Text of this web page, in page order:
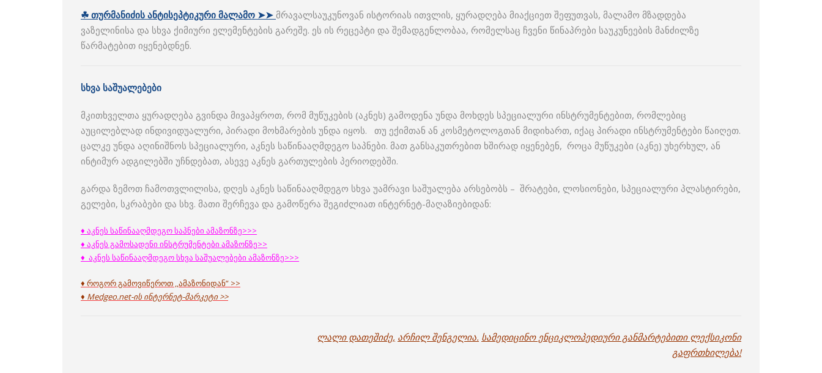
☘ თურმანიძის ანტისეპტიკური მალამო ➤➤ მრავალსაუკუნოვან ისტორიას ითვლის, ყურადღება მიაქციეთ შეფუთვას, მალამო მზადდება
ვაზელინისა და სხვა ქიმიური ელემენტების გარეშე. ეს ის რეცეპტი და შემადგენლობაა, რომელსაც ჩვენი წინაპრები საუკუნეების მანძილზე
წარმატებით იყენებდნენ.
სხვა საშუალებები
მკითხველთა ყურადღება გვინდა მივაპყროთ, რომ მუწუკების (აკნეს) გამოდენა უნდა მოხდეს სპეციალური ინსტრუმენტებით, რომლებიც
აუცილებლად ინდივიდუალური, პირადი მოხმარების უნდა იყოს. თუ ექიმთან ან კოსმეტოლოგთან მიდიხართ, იქაც პირადი ინსტრუმენტები წაიღეთ.
ცალკე უნდა აღინიშნოს სპეციალური, აკნეს საწინააღმდეგო საპნები. მათ განსაკუთრებით ხშირად იყენებენ, როცა მუწუკები (აკნე) უხერხულ, ან
ინტიმურ ადგილებში უჩნდებათ, ასევე აკნეს გართულების პერიოდებში.
გარდა ზემოთ ჩამოთვლილისა, დღეს აკნეს საწინააღმდეგო სხვა უამრავი საშუალება არსებობს – შრატები, ლოსიონები, სპეციალური პლასტირები,
გელები, სკრაბები და სხვ. მათი შერჩევა და გამოწერა შეგიძლიათ ინტერნეტ-მაღაზიებიდან:
♦ აკნეს საწინააღმდეგო საპნები ამაზონზე>>>
♦ აკნეს გამოსადენი ინსტრუმენტები ამაზონზე>>
♦ აკნეს საწინააღმდეგო სხვა საშუალებები ამაზონზე>>>
♦ როგორ გამოვიწეროთ ,,ამაზონიდან” >>
♦ Medgeo.net-ის ინტერნეტ-მარკეტი >>
ლალი დათეშიძე, არჩილ შენგელია. სამედიცინო ენციკლოპედიური განმარტებითი ლექსიკონი
გაფრთხილება!